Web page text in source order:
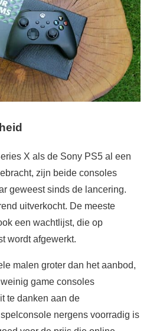
X als de Sony PS5 al een
zijn beide consoles
geweest sinds de lancering.
uitverkocht. De meeste
een wachtlijst, die op
wordt afgewerkt.
malen groter dan het aanbod,
game consoles
te danken aan de
nergens voorradig is